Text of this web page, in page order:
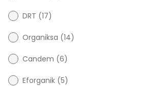
DRT (17)
Organiksa (14)
Candem (6)
Eforganik (5)